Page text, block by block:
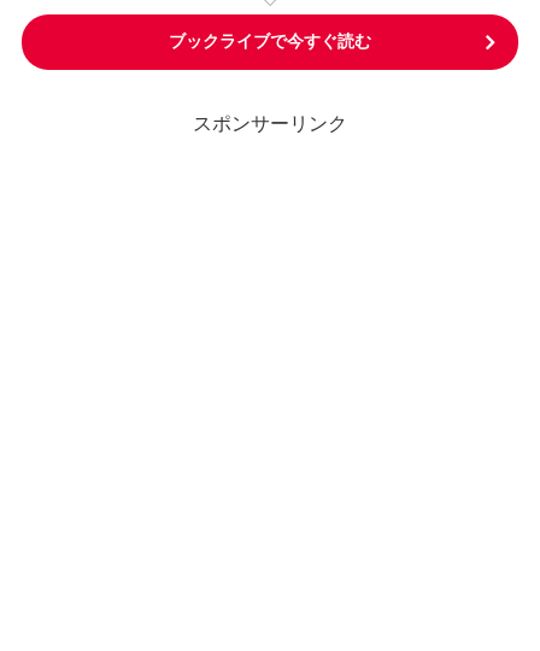
ブックライブで今すぐ読む
スポンサーリンク